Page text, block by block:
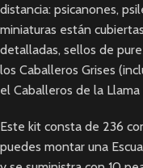
distancia: psicanones,
miniaturas están
detalladas, sellos de
los Caballeros Grises
el Caballeros de la
Este kit consta de 236
puedes montar una